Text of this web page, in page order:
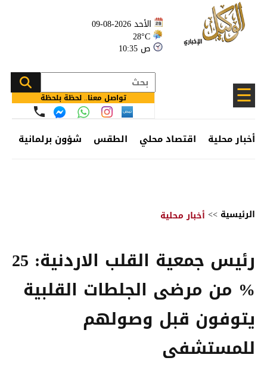
الأحد 2026-08-09
28°C
10:35 ص
☰ تواصل معنا.. لحظة بلحظة
أخبار محلية اقتصاد محلي الطقس شؤون برلمانية
الرئيسية >> أخبار محلية
رئيس جمعية القلب الاردنية: 25
% من مرضى الجلطات القلبية
يتوفون قبل وصولهم
للمستشفى